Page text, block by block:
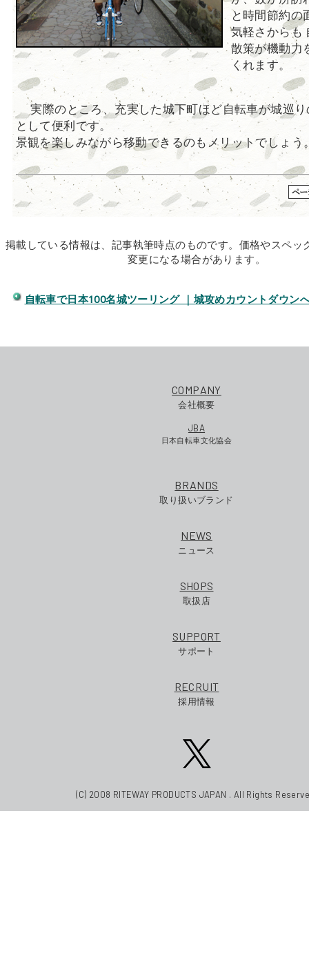
と時間節約の
気軽さからも
散策が機動力
くれます。
実際のところ、充実した城下町ほど自転車が城巡り
として便利です。
景観を楽しみながら移動できるのもメリットでしょう
掲載している情報は、記事執筆時点のものです。価格やスペッ
変更になる場合があります。
自転車で日本100名城ツーリング ｜城攻めカウントダウン
COMPANY
会社概要
JBA
日本自転車文化協会
BRANDS
取り扱いブランド
NEWS
ニュース
SHOPS
取扱店
SUPPORT
サポート
RECRUIT
採用情報
(C) 2008 RITEWAY PRODUCTS JAPAN . All Rights